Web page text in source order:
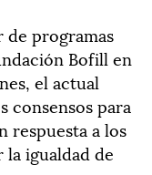
de programas
Bofill en
el actual
consensos para
respuesta a los
igualdad de